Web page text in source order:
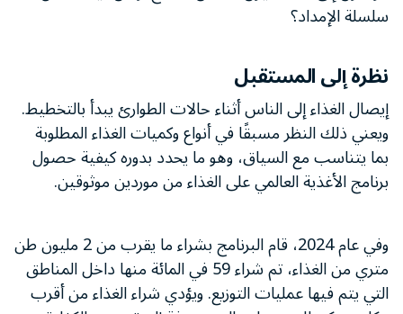
سلسلة الإمداد؟
نظرة إلى المستقبل
إيصال الغذاء إلى الناس أثناء حالات الطوارئ يبدأ بالتخطيط.
ويعني ذلك النظر مسبقًا في أنواع وكميات الغذاء المطلوبة
بما يتناسب مع السياق، وهو ما يحدد بدوره كيفية حصول
برنامج الأغذية العالمي على الغذاء من موردين موثوقين.
وفي عام 2024، قام البرنامج بشراء ما يقرب من 2 مليون طن
متري من الغذاء، تم شراء 59 في المائة منها داخل المناطق
التي يتم فيها عمليات التوزيع. ويؤدي شراء الغذاء من أقرب